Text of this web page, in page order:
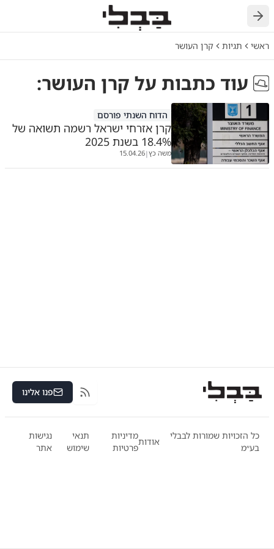
חזרה
ראשי תגיות קרן העושר
עוד כתבות על קרן העושר:
הדוח השנתי פורסם
קרן אזרחי ישראל רשמה תשואה של
18.4% בשנת 2025
משה כץ|
15.04.26
RSS פנו אלינו
כל הזכויות שמורות לבבלי
בע״מ
אודות
מדיניות
פרטיות
תנאי
שימוש
נגישות
אתר